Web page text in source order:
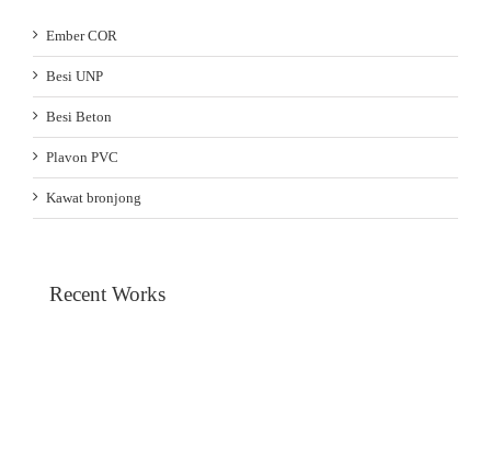
Ember COR
Besi UNP
Besi Beton
Plavon PVC
Kawat bronjong
Recent Works